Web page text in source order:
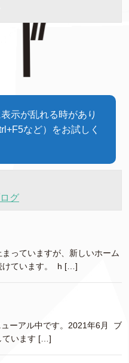
示が乱れる時があり
など）をお試しく
グ
っていますが、新しいホーム
けています。 h […]
ーアル中です。2021年6月 ブ
ています […]